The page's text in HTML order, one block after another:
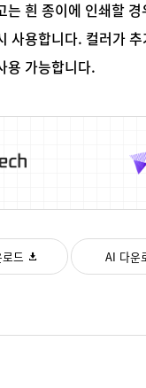
는 흰 종이에 인쇄할
사용합니다. 컬러가
용 가능합니다.
드 AI 다운